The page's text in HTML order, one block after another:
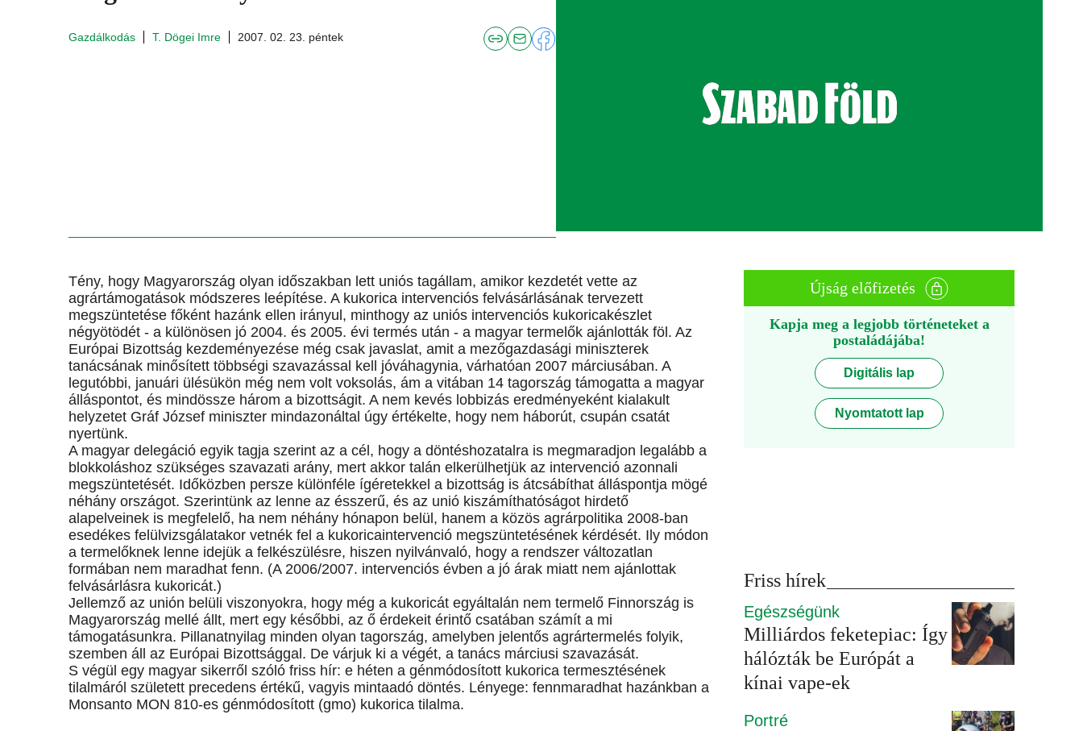
Gazdálkodás T. Dögei Imre 2007. 02. 23. péntek
Tény, hogy Magyarország olyan időszakban lett uniós tagállam, amikor kezdetét vette az
agrártámogatások módszeres leépítése. A kukorica intervenciós felvásárlásának tervezett
megszüntetése főként hazánk ellen irányul, minthogy az uniós intervenciós kukoricakészlet
négyötödét - a különösen jó 2004. és 2005. évi termés után - a magyar termelők ajánlották föl. Az
Európai Bizottság kezdeményezése még csak javaslat, amit a mezőgazdasági miniszterek
tanácsának minősített többségi szavazással kell jóváhagynia, várhatóan 2007 márciusában. A
legutóbbi, januári ülésükön még nem volt voksolás, ám a vitában 14 tagország támogatta a magyar
álláspontot, és mindössze három a bizottságit. A nem kevés lobbizás eredményeként kialakult
helyzetet Gráf József miniszter mindazonáltal úgy értékelte, hogy nem háborút, csupán csatát
nyertünk.
A magyar delegáció egyik tagja szerint az a cél, hogy a döntéshozatalra is megmaradjon legalább a
blokkoláshoz szükséges szavazati arány, mert akkor talán elkerülhetjük az intervenció azonnali
megszüntetését. Időközben persze különféle ígéretekkel a bizottság is átcsábíthat álláspontja mögé
néhány országot. Szerintünk az lenne az ésszerű, és az unió kiszámíthatóságot hirdető
alapelveinek is megfelelő, ha nem néhány hónapon belül, hanem a közös agrárpolitika 2008-ban
esedékes felülvizsgálatakor vetnék fel a kukoricaintervenció megszüntetésének kérdését. Ily módon
a termelőknek lenne idejük a felkészülésre, hiszen nyilvánvaló, hogy a rendszer változatlan
formában nem maradhat fenn. (A 2006/2007. intervenciós évben a jó árak miatt nem ajánlottak
felvásárlásra kukoricát.)
Jellemző az unión belüli viszonyokra, hogy még a kukoricát egyáltalán nem termelő Finnország is
Magyarország mellé állt, mert egy későbbi, az ő érdekeit érintő csatában számít a mi
támogatásunkra. Pillanatnyilag minden olyan tagország, amelyben jelentős agrártermelés folyik,
szemben áll az Európai Bizottsággal. De várjuk ki a végét, a tanács márciusi szavazását.
S végül egy magyar sikerről szóló friss hír: e héten a génmódosított kukorica termesztésének
tilalmáról született precedens értékű, vagyis mintaadó döntés. Lényege: fennmaradhat hazánkban a
Monsanto MON 810-es génmódosított (gmo) kukorica tilalma.
Újság előfizetés
Kapja meg a legjobb történeteket a
postaládájába!
Digitális lap
Nyomtatott lap
Friss hírek
Egészségünk
Milliárdos feketepiac: Így
hálózták be Európát a
kínai vape-ek
Portré